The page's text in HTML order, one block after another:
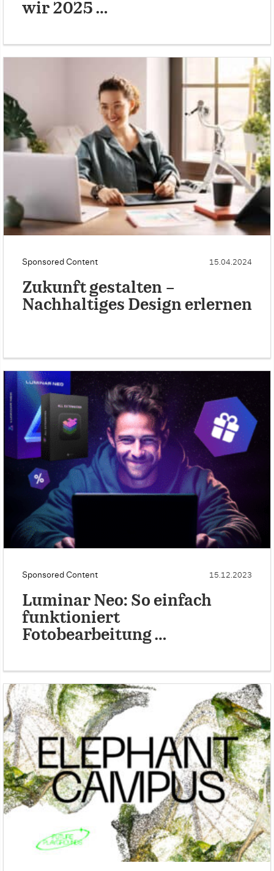
wir 2025 …
Sponsored Content 15.04.2024
Zukunft gestalten –
Nachhaltiges Design erlernen
Sponsored Content 15.12.2023
Luminar Neo: So einfach
funktioniert
Fotobearbeitung …